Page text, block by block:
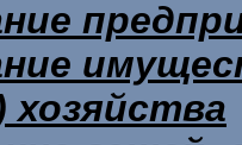
хозяйства